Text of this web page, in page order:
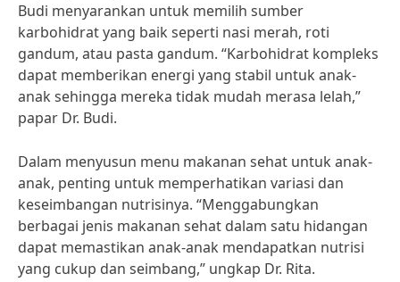
Budi menyarankan untuk memilih sumber
karbohidrat yang baik seperti nasi merah, roti
gandum, atau pasta gandum. “Karbohidrat kompleks
dapat memberikan energi yang stabil untuk anak-
anak sehingga mereka tidak mudah merasa lelah,”
papar Dr. Budi.
Dalam menyusun menu makanan sehat untuk anak-
anak, penting untuk memperhatikan variasi dan
keseimbangan nutrisinya. “Menggabungkan
berbagai jenis makanan sehat dalam satu hidangan
dapat memastikan anak-anak mendapatkan nutrisi
yang cukup dan seimbang,” ungkap Dr. Rita.